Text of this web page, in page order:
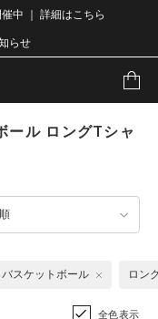
中 ｜ 詳細はこちら
らせ
ール ロングTシャ
バスケットボール ロン
全色表示